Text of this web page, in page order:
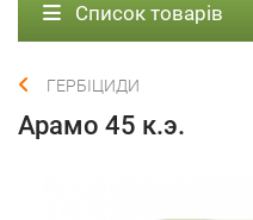
Список товарів
ГЕРБІЦИДИ
Арамо 45 к.э.